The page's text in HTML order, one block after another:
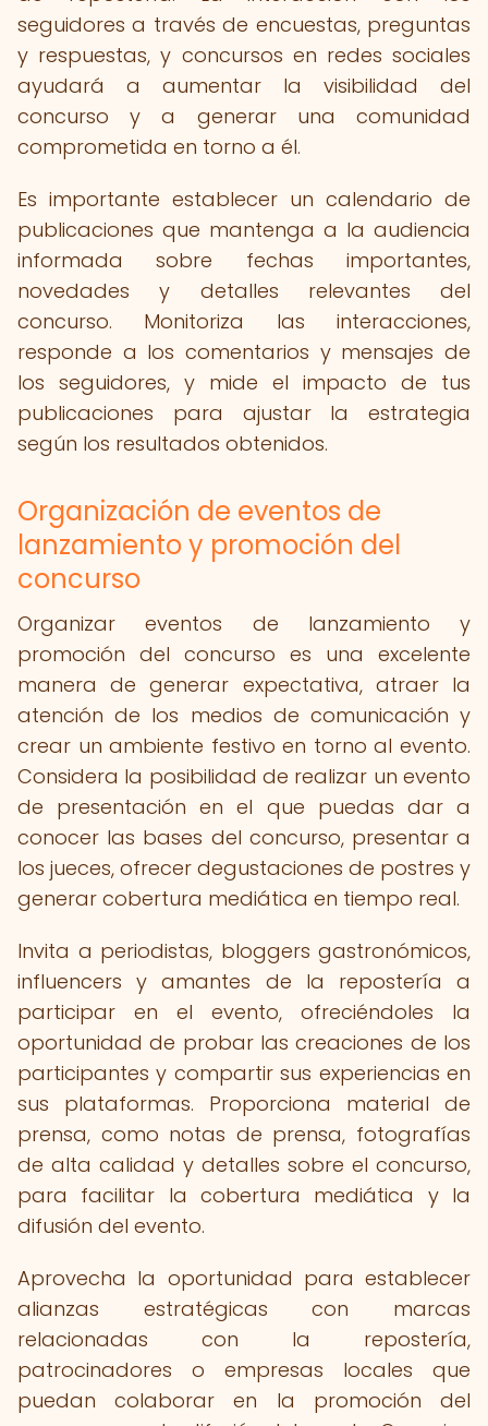
seguidores a través de encuestas, preguntas
y respuestas, y concursos en redes sociales
ayudará a aumentar la visibilidad del
concurso y a generar una comunidad
comprometida en torno a él.
Es importante establecer un calendario de
publicaciones que mantenga a la audiencia
informada sobre fechas importantes,
novedades y detalles relevantes del
concurso. Monitoriza las interacciones,
responde a los comentarios y mensajes de
los seguidores, y mide el impacto de tus
publicaciones para ajustar la estrategia
según los resultados obtenidos.
Organización de eventos de
lanzamiento y promoción del
concurso
Organizar eventos de lanzamiento y
promoción del concurso es una excelente
manera de generar expectativa, atraer la
atención de los medios de comunicación y
crear un ambiente festivo en torno al evento.
Considera la posibilidad de realizar un evento
de presentación en el que puedas dar a
conocer las bases del concurso, presentar a
los jueces, ofrecer degustaciones de postres y
generar cobertura mediática en tiempo real.
Invita a periodistas, bloggers gastronómicos,
influencers y amantes de la repostería a
participar en el evento, ofreciéndoles la
oportunidad de probar las creaciones de los
participantes y compartir sus experiencias en
sus plataformas. Proporciona material de
prensa, como notas de prensa, fotografías
de alta calidad y detalles sobre el concurso,
para facilitar la cobertura mediática y la
difusión del evento.
Aprovecha la oportunidad para establecer
alianzas estratégicas con marcas
relacionadas con la repostería,
patrocinadores o empresas locales que
puedan colaborar en la promoción del